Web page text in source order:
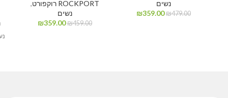
נשים
₪479.00
₪359.00
ROCKPORT רוקפורט
,
נשים
₪459.00
₪359.00